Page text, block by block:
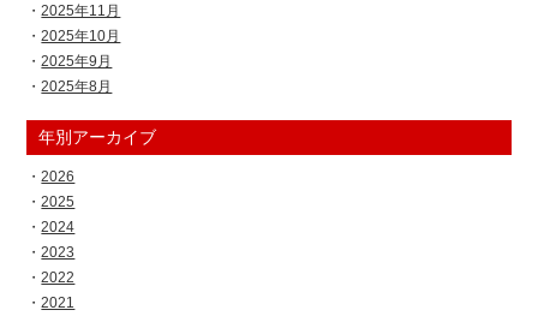
2025年11月
2025年10月
2025年9月
2025年8月
年別アーカイブ
2026
2025
2024
2023
2022
2021